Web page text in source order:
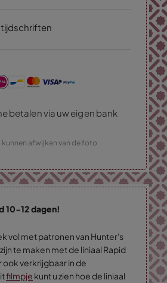
betalen via uw eigen bank
kunnen afwijken van de foto
10-12 dagen!
vol met patronen van Hunter's
te maken met de liniaal Rapid
ook verkrijgbaar in de
filmpje kunt u zien hoe de liniaal